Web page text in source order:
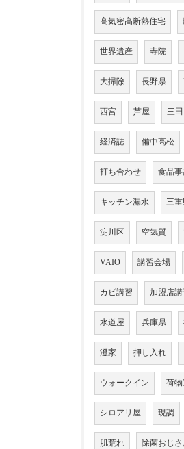
高気密高断熱住宅
世界遺産 寺院
大掃除 長野県
西宮 芦屋 三田
経済誌 備中高松
打ち合わせ 食品事
キッチン漏水 三重
淀川区 空気質
VAIO 講習会場
カビ講習 加盟店講
水道屋 兵庫県
澄家 押し入れ
ウォークイン 荷
シロアリ屋 現調
肌荒れ 除菌おじさ